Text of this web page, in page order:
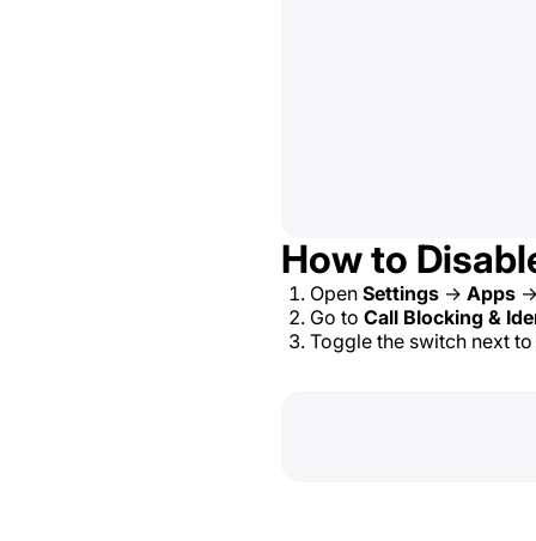
How to
Open Settings → Apps →
Go to Call Blocking &
Toggle the switch next to